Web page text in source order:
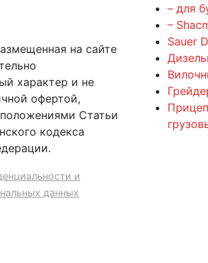
на сайте
характер и не
офертой,
Статьи
кодекса
и
данных
– для
–
Sauer